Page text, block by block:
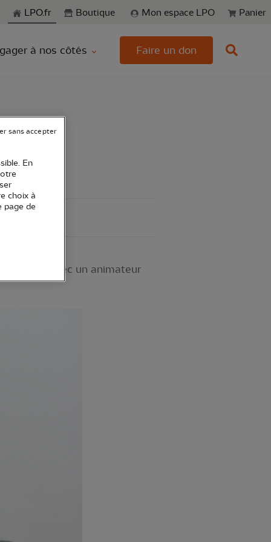
LPO.fr Boutique Mon espace LPO Panier
à nos côtés Faire un don
avec un animateur
En
choix à
page de
sans accepter